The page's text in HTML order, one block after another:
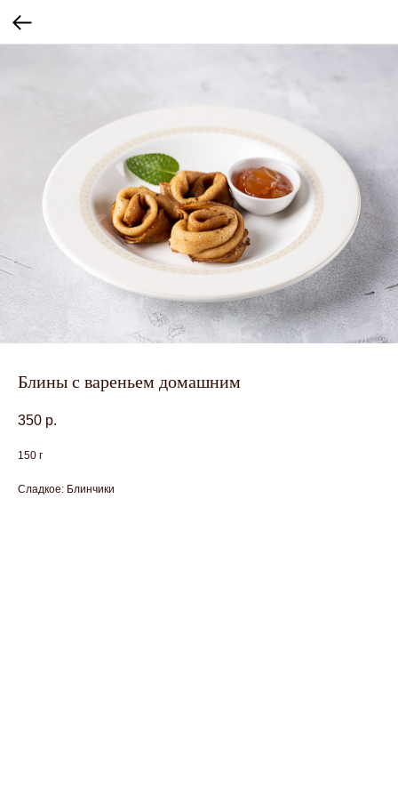
Блины с вареньем домашним
350 р.
150 г
Сладкое: Блинчики